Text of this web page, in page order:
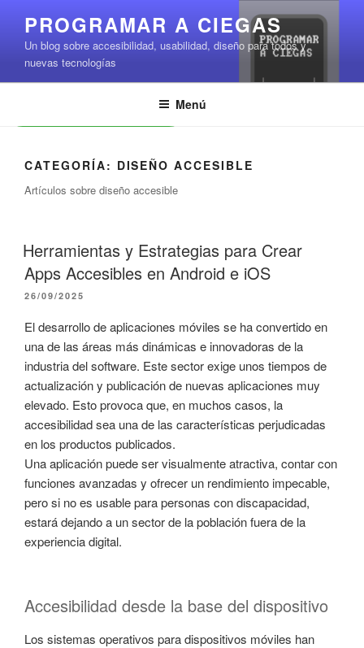
contenido
PROGRAMAR A CIEGAS
Un blog sobre accesibilidad, usabilidad, diseño para todos y
nuevas tecnologías
Menú
Leer contenido
CATEGORÍA: DISEÑO ACCESIBLE
Artículos sobre diseño accesible
Herramientas y Estrategias para Crear
Apps Accesibles en Android e iOS
PUBLICADO
26/09/2025
El desarrollo de aplicaciones móviles se ha convertido en
una de las áreas más dinámicas e innovadoras de la
industria del software. Este sector exige unos tiempos de
actualización y publicación de nuevas aplicaciones muy
elevado. Esto provoca que, en muchos casos, la
accesibilidad sea una de las características perjudicadas
en los productos publicados.
Una aplicación puede ser visualmente atractiva, contar con
funciones avanzadas y ofrecer un rendimiento impecable,
pero si no es usable para personas con discapacidad,
estará dejando a un sector de la población fuera de la
experiencia digital.
Accesibilidad desde la base del dispositivo
Los sistemas operativos para dispositivos móviles han